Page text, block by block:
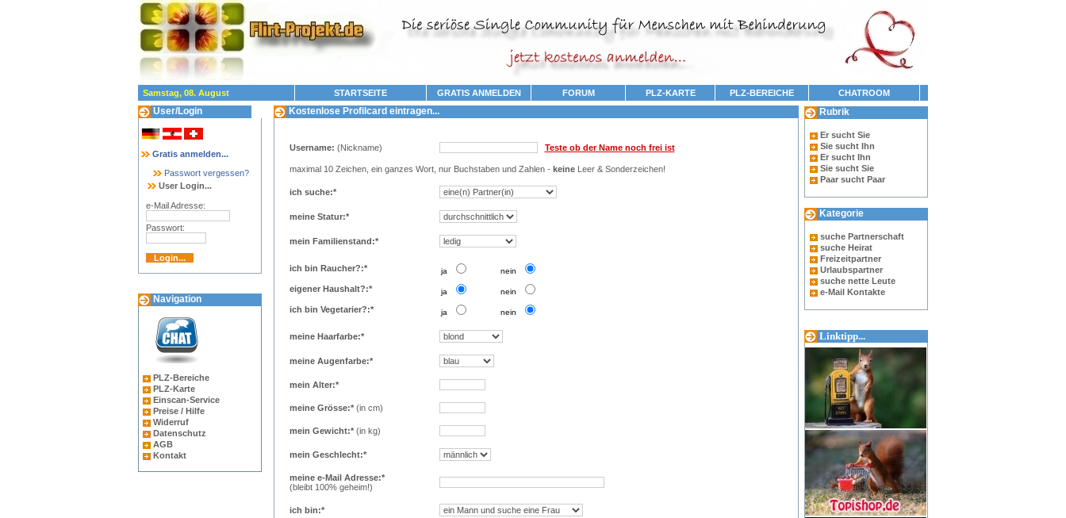
Samstag, 08. August STARTSEITE GRATIS ANMELDEN FORUM PLZ-KARTE PLZ-BEREICHE CHATROOM
User/Login
Gratis anmelden...
Passwort vergessen?
User Login...
e-Mail Adresse:
Passwort:
Navigation
PLZ-Bereiche
PLZ-Karte
Einscan-Service
Preise / Hilfe
Widerruf
Datenschutz
AGB
Kontakt
Kostenlose Profilcard eintragen...
Username: (Nickname) Teste ob der Name noch frei ist
maximal 10 Zeichen, ein ganzes Wort, nur Buchstaben und Zahlen - keineLeer & Sonderzeichen!
ich suche:*
meine Statur:*
mein Familienstand:*
ich bin Raucher?:* ja nein
eigener Haushalt?:*
ja nein
ich bin Vegetarier?:*
ja nein
meine Haarfarbe:*
meine Augenfarbe:*
mein Alter:*
meine Grösse:*(in cm)
mein Gewicht:*(in kg)
mein Geschlecht:*
meine e-Mail Adresse:*
(bleibt 100% geheim!)
ich bin:*
Rubrik
Er sucht Sie
Sie sucht Ihn
Er sucht Ihn
Sie sucht Sie
Paar sucht Paar
Kategorie
suche Partnerschaft
suche Heirat
Freizeitpartner
Urlaubspartner
suche nette Leute
e-Mail Kontakte
Linktipp...